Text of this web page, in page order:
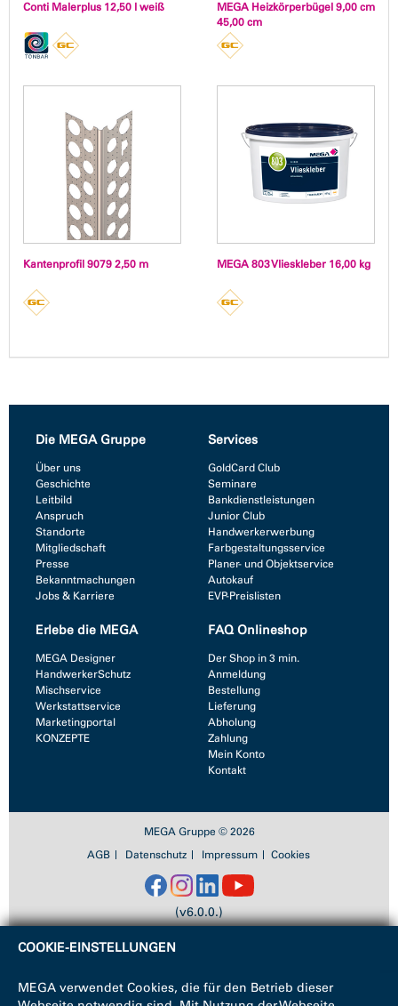
Conti Malerplus 12,50 l weiß
MEGA Heizkörperbügel 9,00 cm
45,00 cm
Kantenprofil 9079 2,50 m MEGA 803 Vlieskleber 16,00 kg
Die MEGA Gruppe
Über uns
Geschichte
Leitbild
Anspruch
Standorte
Mitgliedschaft
Presse
Bekanntmachungen
Jobs & Karriere
Services
GoldCard Club
Seminare
Bankdienstleistungen
Junior Club
Handwerkerwerbung
Farbgestaltungsservice
Planer- und Objektservice
Autokauf
EVP-Preislisten
Erlebe die MEGA
MEGA Designer
HandwerkerSchutz
Mischservice
Werkstattservice
Marketingportal
KONZEPTE
FAQ Onlineshop
Der Shop in 3 min.
Anmeldung
Bestellung
Lieferung
Abholung
Zahlung
Mein Konto
Kontakt
MEGA Gruppe © 2026
AGB
Datenschutz Impressum Cookies
(v6.0.0.)
COOKIE-EINSTELLUNGEN
MEGA verwendet Cookies, die für den Betrieb dieser